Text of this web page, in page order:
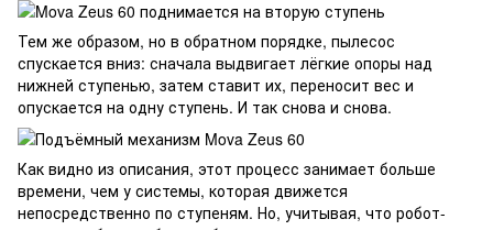
Тем же образом, но в обратном порядке, пылесос
спускается вниз: сначала выдвигает лёгкие опоры над
нижней ступенью, затем ставит их, переносит вес и
опускается на одну ступень. И так снова и снова.
Как видно из описания, этот процесс занимает больше
времени, чем у системы, которая движется
непосредственно по ступеням. Но, учитывая, что робот-